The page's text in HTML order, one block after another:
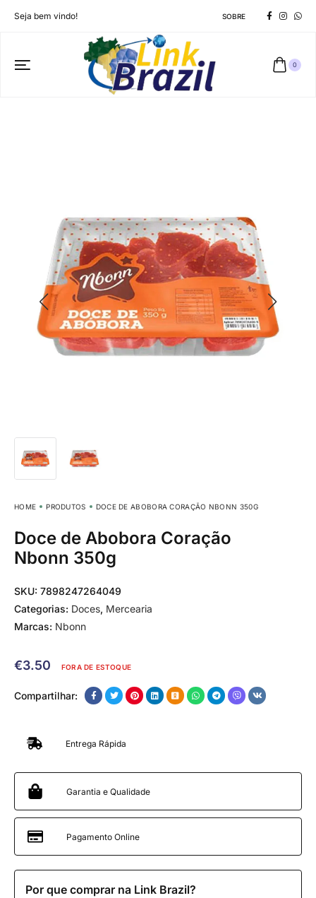
Seja bem vindo! SOBRE
0
HOME PRODUTOS DOCE DE ABOBORA CORAÇÃO NBONN 350G
Doce de Abobora Coração
Nbonn 350g
SKU: 7898247264049
Categorias: Doces, Mercearia
Marcas: Nbonn
€3.50 FORA DE ESTOQUE
Compartilhar:
Entrega Rápida
Garantia e Qualidade
Pagamento Online
Por que comprar na Link Brazil?